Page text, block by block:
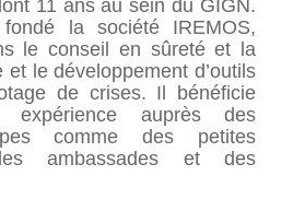
11 ans au sein du GIGN.
la société IREMOS,
le conseil en sûreté et la
et le développement d’outils
de crises. Il bénéficie
expérience auprès des
comme des petites
ambassades et des